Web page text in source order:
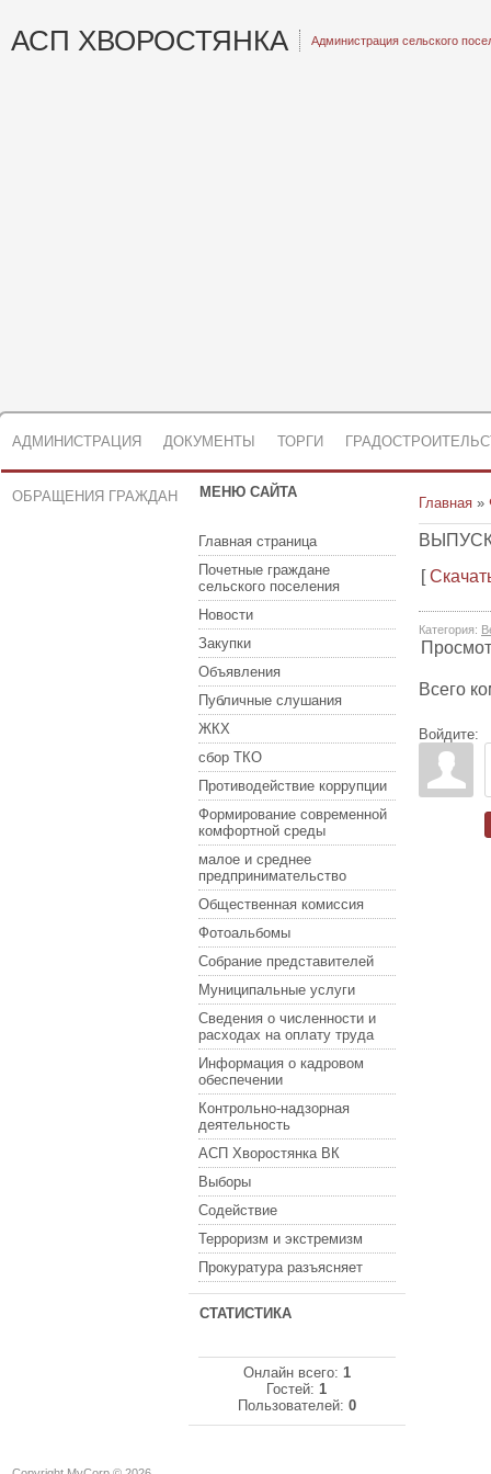
АСП ХВОРОСТЯНКА Администрация сельского
АДМИНИСТРАЦИЯ ДОКУМЕНТЫ ТОРГИ
ОБРАЩЕНИЯ ГРАЖДАН МЕНЮ САЙТА
Главная страница
Почетные граждане
сельского поселения
Новости
Закупки
Объявления
Публичные слушания
ЖКХ
сбор ТКО
Противодействие коррупции
Формирование современной
комфортной среды
малое и среднее
предпринимательство
Общественная комиссия
Фотоальбомы
Собрание представителей
Муниципальные услуги
Сведения о численности и
расходах на оплату труда
Информация о кадровом
обеспечении
Контрольно-надзорная
деятельность
АСП Хворостянка ВК
Выборы
Содействие
Терроризм и экстремизм
Прокуратура разъясняет
СТАТИСТИКА
Онлайн всего: 1
Гостей:1
Пользователей: 0
Главная »
ВЫПУСК
[
Категория:
Всего
Войдите: